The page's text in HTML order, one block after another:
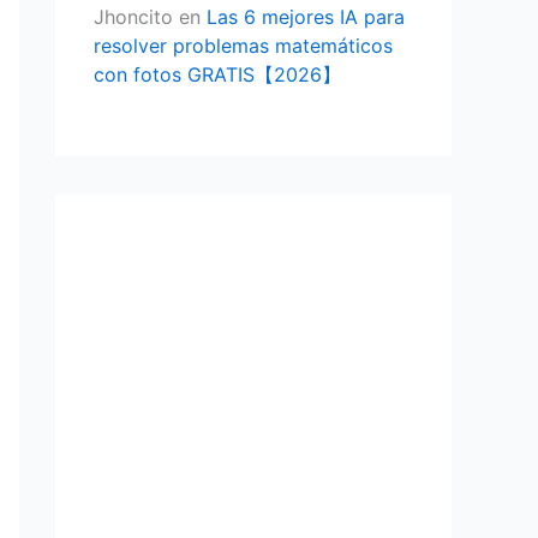
Jhoncito en Las 6 mejores IA para
resolver problemas matemáticos
con fotos GRATIS【2026】